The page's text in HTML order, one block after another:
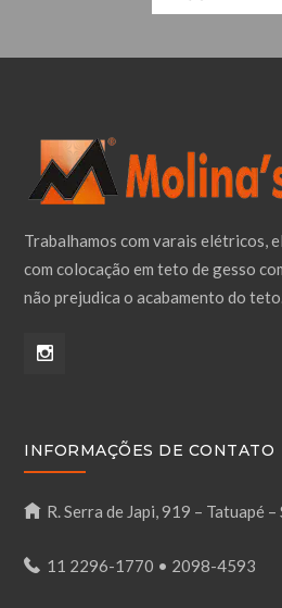
Trabalhamos com varais elétricos,
com colocação em teto de gesso
não prejudica o acabamento do
INFORMAÇÕES DE CONTATO
R. Serra de Japi, 919 – Tatuapé –
11 2296-1770 • 2098-4593